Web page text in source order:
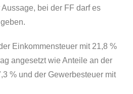
bei der FF darf es
Einkommensteuer mit 21,8 %
angesetzt wie Anteile an der
% und der Gewerbesteuer mit